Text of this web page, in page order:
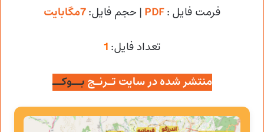
فرمت فایل :PDF | حجم فایل:7مگابایت
تعداد فایل: 1
منتشر شده در سایت تـرنـج بــوکــ